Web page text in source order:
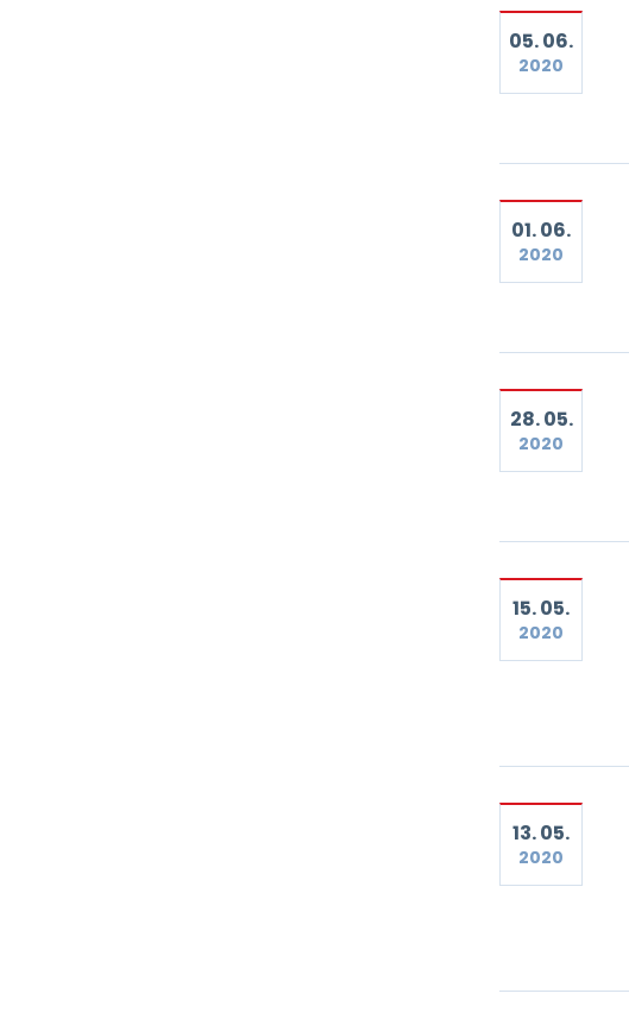
05. 06.
2020
01. 06.
2020
28. 05.
2020
15. 05.
2020
13. 05.
2020